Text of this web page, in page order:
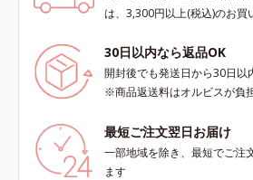
合＝保水効果の高い毛髪保護成分各
覧ください。・BEAUTY夏祭りは、
こちら・エッセンスインヘアオイル
は、こちら
は、3,300円以上(税込)のお買
30日以内なら返品OK
開封後でも発送日から30日以
※商品返送料はオルビスが負
最短ご注文翌日お届け
一部地域を除き、最短でご注
ます